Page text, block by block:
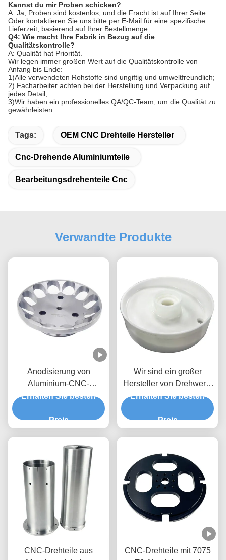
Kannst du mir Proben schicken?
A: Ja, Proben sind kostenlos, und die Fracht ist auf Ihrer Seite.
Oder kontaktieren Sie uns bitte per E-Mail für eine spezifische
Lieferzeit, basierend auf Ihrer Bestellmenge.
Q4: Wie macht Ihre Fabrik in Bezug auf die
Qualitätskontrolle?
A: Qualität hat Priorität.
Wir legen immer großen Wert auf die Qualitätskontrolle von
Anfang bis Ende:
1)Alle verwendeten Rohstoffe sind ungiftig und umweltfreundlich;
2) Facharbeiter achten bei der Herstellung und Verpackung auf
jedes Detail;
3)Wir haben ein professionelles QA/QC-Team, um die Qualität zu
gewährleisten.
Tags: OEM CNC Drehteile Hersteller
Cnc-Drehende Aluminiumteile
Bearbeitungsdrehenteile Cnc
Verwandte Produkte
Anodisierung von
Aluminium-CNC-
Drehteilen Bearbeitung
Achsen-CNC-Fräsen
Erhalten Sie besten
Preis
Wir sind ein großer
Hersteller von Drehwerk-
Teilen.
Erhalten Sie besten
Preis
CNC-Drehteile aus
CNC-Drehteile mit 7075